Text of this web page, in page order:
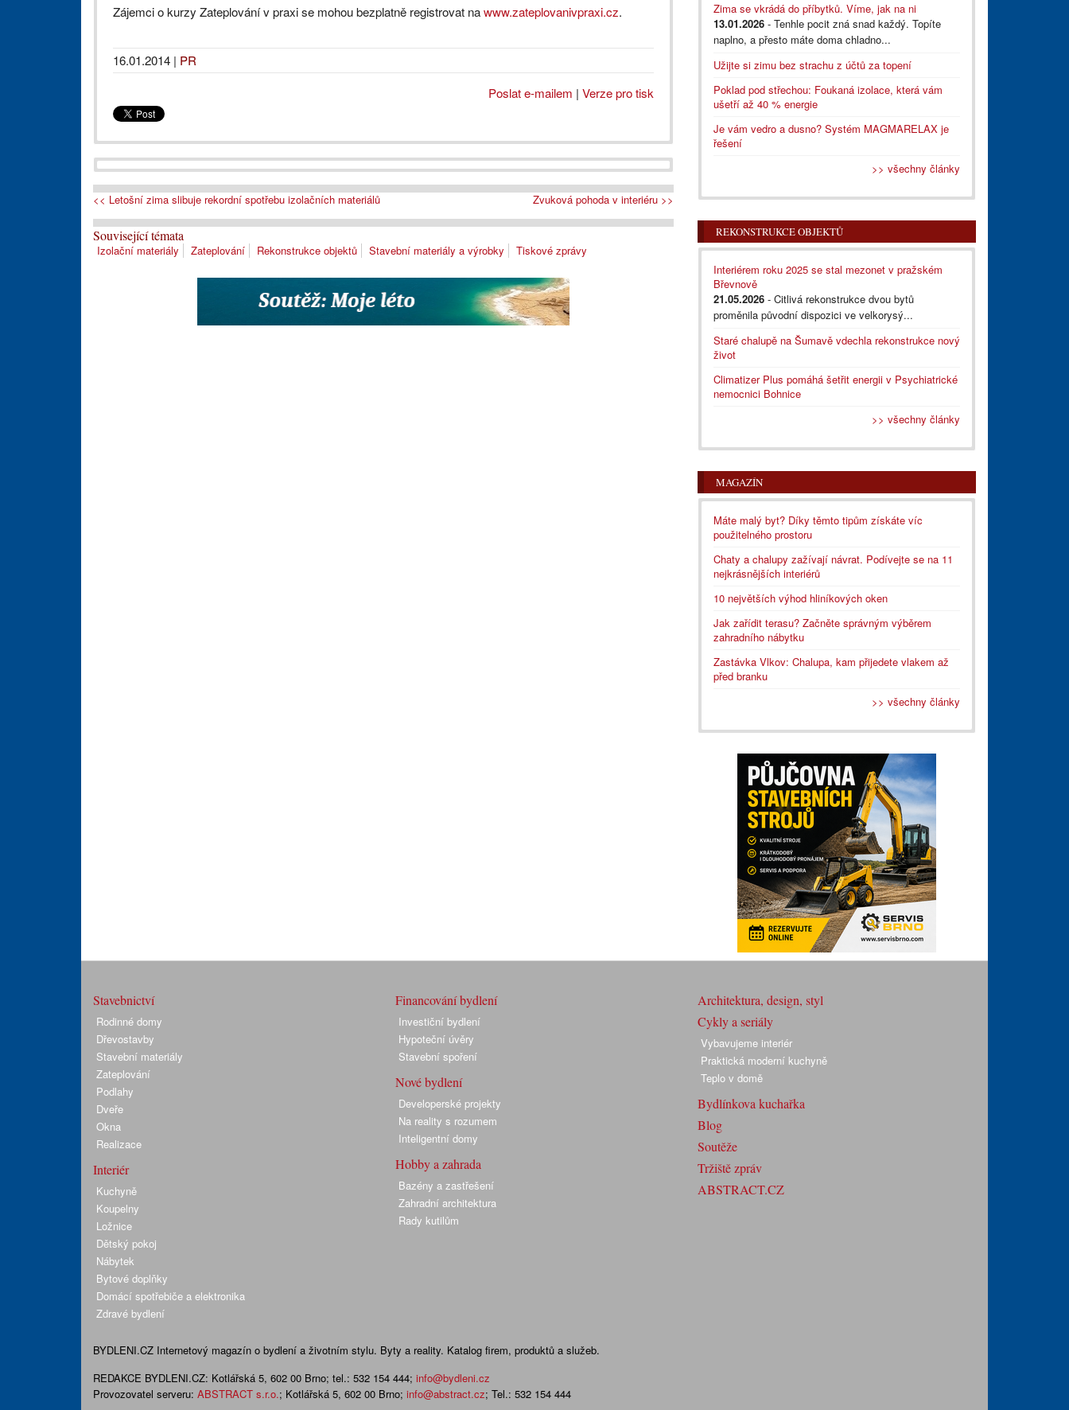
Zájemci o kurzy Zateplování v praxi se mohou bezplatně registrovat nawww.zateplovanivpraxi.cz.
16.01.2014 | PR
Poslat e-mailem | Verze pro tisk
<< Letošní zima slibuje rekordní spotřebu izolačních materiálů Zvuková pohoda v interiéru >>
Související témata
Izolační materiály Zateplování Rekonstrukce objektů Stavební materiály a výrobky Tiskové zprávy
Zima se vkrádá do příbytků. Víme, jak na ni
13.01.2026 - Tenhle pocit zná snad každý. Topíte
naplno, a přesto máte doma chladno...
Užijte si zimu bez strachu z účtů za topení
Poklad pod střechou: Foukaná izolace, která vám
ušetří až 40 % energie
Je vám vedro a dusno? Systém MAGMARELAX je
řešení
>> všechny články
REKONSTRUKCE OBJEKTŮ
Interiérem roku 2025 se stal mezonet v pražském
Břevnově
21.05.2026 - Citlivá rekonstrukce dvou bytů
proměnila původní dispozici ve velkorysý...
Staré chalupě na Šumavě vdechla rekonstrukce nový
život
Climatizer Plus pomáhá šetřit energii v Psychiatrické
nemocnici Bohnice
>> všechny články
MAGAZÍN
Máte malý byt? Díky těmto tipům získáte víc
použitelného prostoru
Chaty a chalupy zažívají návrat. Podívejte se na 11
nejkrásnějších interiérů
10 největších výhod hliníkových oken
Jak zařídit terasu? Začněte správným výběrem
zahradního nábytku
Zastávka Vlkov: Chalupa, kam přijedete vlakem až
před branku
>> všechny články
Stavebnictví
Rodinné domy
Dřevostavby
Stavební materiály
Zateplování
Podlahy
Dveře
Okna
Realizace
Interiér
Kuchyně
Koupelny
Ložnice
Dětský pokoj
Nábytek
Bytové doplňky
Domácí spotřebiče a elektronika
Zdravé bydlení
Financování bydlení
Investiční bydlení
Hypoteční úvěry
Stavební spoření
Nové bydlení
Developerské projekty
Na reality s rozumem
Inteligentní domy
Hobby a zahrada
Bazény a zastřešení
Zahradní architektura
Rady kutilům
Architektura, design, styl
Cykly a seriály
Vybavujeme interiér
Praktická moderní kuchyně
Teplo v domě
Bydlínkova kuchařka
Blog
Soutěže
Tržiště zpráv
ABSTRACT.CZ
BYDLENI.CZ Internetový magazín o bydlení a životním stylu. Byty a reality. Katalog firem, produktů a služeb.
REDAKCE BYDLENI.CZ: Kotlářská 5, 602 00 Brno; tel.: 532 154 444; info@bydleni.cz
Provozovatel serveru: ABSTRACT s.r.o.; Kotlářská 5, 602 00 Brno; info@abstract.cz; Tel.: 532 154 444